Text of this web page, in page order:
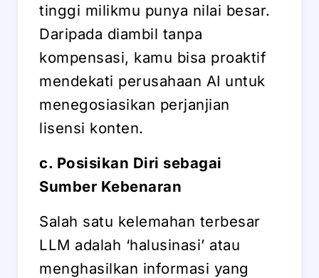
tinggi milikmu punya nilai besar.
Daripada diambil tanpa
kompensasi, kamu bisa proaktif
mendekati perusahaan AI untuk
menegosiasikan perjanjian
lisensi konten.
c. Posisikan Diri sebagai
Sumber Kebenaran
Salah satu kelemahan terbesar
LLM adalah ‘halusinasi’ atau
menghasilkan informasi yang